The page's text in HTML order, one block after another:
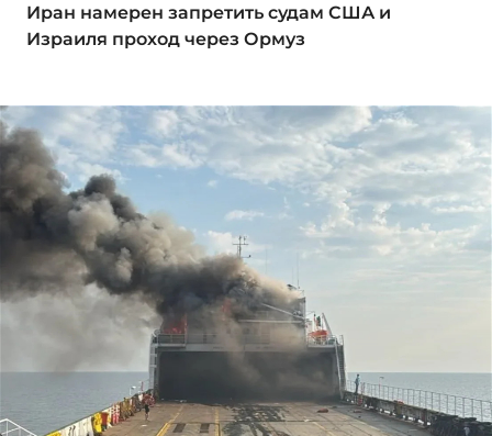
Иран намерен запретить судам США и
Израиля проход через Ормуз